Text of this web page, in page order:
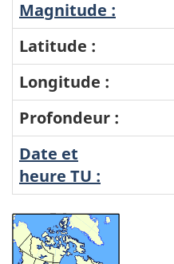
Magnitude :
Latitude :
Longitude :
Profondeur :
Date et
heure TU :